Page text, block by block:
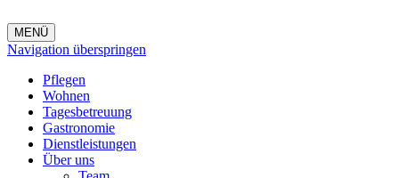
MENÜ
Navigation überspringen
Pflegen
Wohnen
Tagesbetreuung
Gastronomie
Dienstleistungen
Über uns